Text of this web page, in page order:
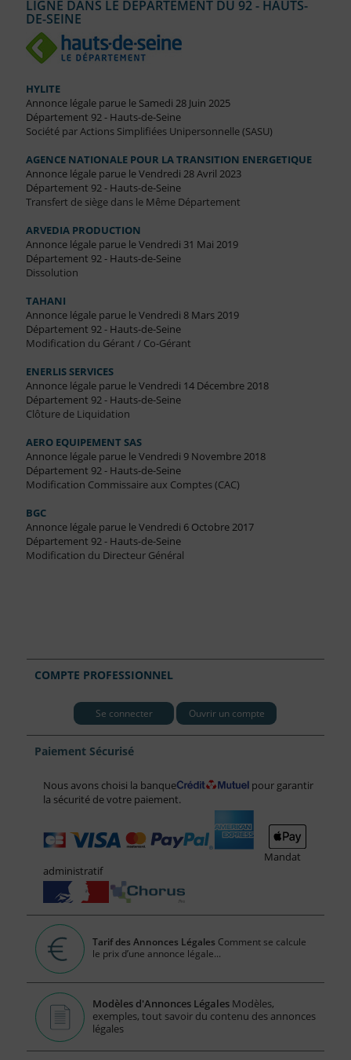
LIGNE DANS LE DÉPARTEMENT DU 92 - HAUTS-
DE-SEINE
HYLITE
Annonce légale parue le Samedi 28 Juin 2025
Département 92 - Hauts-de-Seine
Société par Actions Simplifiées Unipersonnelle (SASU)
AGENCE NATIONALE POUR LA TRANSITION ENERGETIQUE
Annonce légale parue le Vendredi 28 Avril 2023
Département 92 - Hauts-de-Seine
Transfert de siège dans le Même Département
ARVEDIA PRODUCTION
Annonce légale parue le Vendredi 31 Mai 2019
Département 92 - Hauts-de-Seine
Dissolution
TAHANI
Annonce légale parue le Vendredi 8 Mars 2019
Département 92 - Hauts-de-Seine
Modification du Gérant / Co-Gérant
ENERLIS SERVICES
Annonce légale parue le Vendredi 14 Décembre 2018
Département 92 - Hauts-de-Seine
Clôture de Liquidation
AERO EQUIPEMENT SAS
Annonce légale parue le Vendredi 9 Novembre 2018
Département 92 - Hauts-de-Seine
Modification Commissaire aux Comptes (CAC)
BGC
Annonce légale parue le Vendredi 6 Octobre 2017
Département 92 - Hauts-de-Seine
Modification du Directeur Général
COMPTE PROFESSIONNEL
Se connecter Ouvrir un compte
Paiement Sécurisé
Nous avons choisi la banque
pour garantir
la sécurité de votre paiement.
Mandat
administratif
Tarif des Annonces Légales Comment se calcule
le prix d’une annonce légale...
Modèles d'Annonces Légales Modèles,
exemples, tout savoir du contenu des annonces
légales